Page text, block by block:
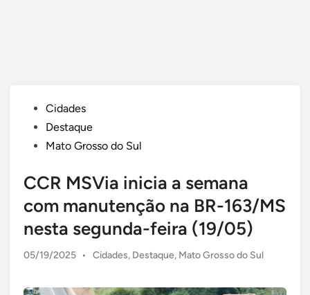
PostedCidades
Destaque
Mato Grosso do Sul
CCR MSVia inicia a semana
com manutenção na BR-163/MS
nesta segunda-feira (19/05)
05/19/2025 •
Posted
Cidades, Destaque, Mato Grosso do Sul